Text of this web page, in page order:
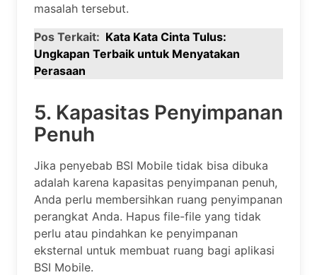
masalah tersebut.
Pos Terkait: Kata Kata Cinta Tulus:
Ungkapan Terbaik untuk Menyatakan
Perasaan
5. Kapasitas Penyimpanan
Penuh
Jika penyebab BSI Mobile tidak bisa dibuka
adalah karena kapasitas penyimpanan penuh,
Anda perlu membersihkan ruang penyimpanan
perangkat Anda. Hapus file-file yang tidak
perlu atau pindahkan ke penyimpanan
eksternal untuk membuat ruang bagi aplikasi
BSI Mobile.